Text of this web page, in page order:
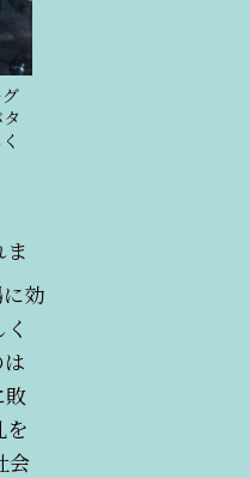
効
敗
を
会